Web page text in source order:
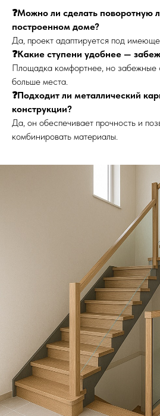
Выезд и ЗD
❓Можно ли сделать поворотную
построенном доме?
Да, проект адаптируется под
❓Какие ступени удобнее —
Площадка комфортнее, но забежные
больше места.
❓Подходит ли металлический
конструкции?
Да, он обеспечивает прочность и
комбинировать материалы.